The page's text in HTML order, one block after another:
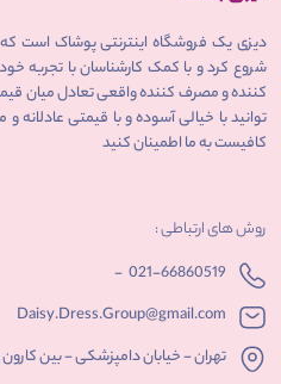
دیزی یک فروشگاه اینترنتی پوشاک است
شروع کرد و با کمک کارشناسان با تجربه
کننده و مصرف کننده واقعی تعادل میان
توانید با خیالی آسوده و با قیمتی عادلانه
کافیست به ما اطمینان کنید
روش های ارتباطی :
021-66860519
-
Daisy.Dress.Group@gmail.com
تهران - خیابان دامپزشکی - بین کارون و جیحون